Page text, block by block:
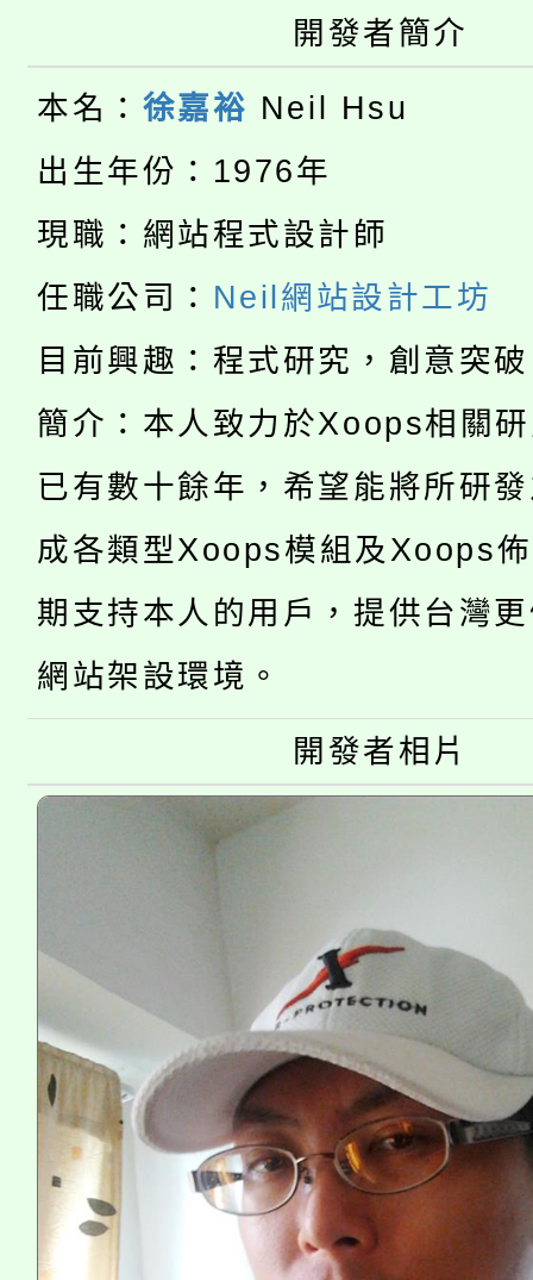
視費優惠，中低收入戶
半價優惠，詳情可洽有
者。
大園自造教育及科技
份教師增能研習
大溪自造教育及科技中
份教師研習
淨零綠生活教案入校路
會
115年食農教育專業人
程
「本色祭」8/29、30在
場熱烈登場!
8/21下午1時於龍潭區
徵才活動。
YOUNG桃局內行報名
局官網。
8月14至27日，桃園電
開!
田徑場及游泳池舉行。
桃園市低收入戶享有免
半價優惠，詳情可洽有
者。
大園自造教育及科技中
份教師增能研習
大溪自造教育及科技中
份教師研習
淨零綠生活教案入校路
會
115年食農教育專業人
開發者簡介
本名： 徐嘉裕 Neil Hsu
出生年份：1976年
現職：網站程式設計師
任職公司： Neil網站設計工坊
目前興趣：程式研究，創意突
簡介：本人致力於Xoops相關
已有數十餘年，希望能將所研
成各類型Xoops模組及Xoops
期支持本人的用戶，提供台灣
網站架設環境。
開發者相片